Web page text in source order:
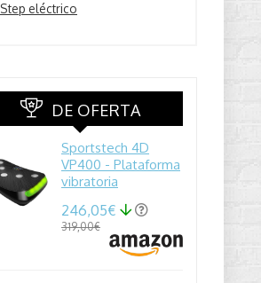
Step eléctrico
DE OFERTA
Sportstech 4D
VP400 - Plataforma
vibratoria
246,05€
319,00€